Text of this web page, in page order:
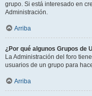
grupo. Si está interesado en
Administración.
Arriba
¿Por qué algunos Grupos de
La Administración del foro
usuarios de un grupo para
Arriba